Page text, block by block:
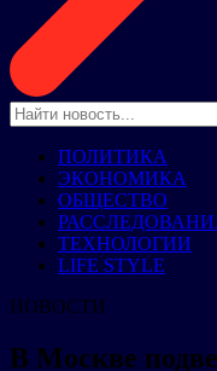
ПОЛИТИКА
ЭКОНОМИКА
ОБЩЕСТВО
ТЕХНОЛОГИИ
LIFE STYLE
НОВОСТИ
В Москве